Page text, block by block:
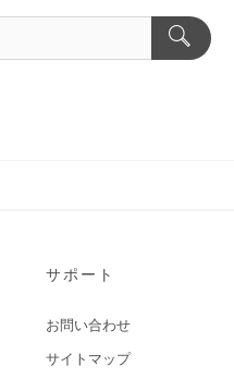
サポート
お問い合わせ
サイトマップ